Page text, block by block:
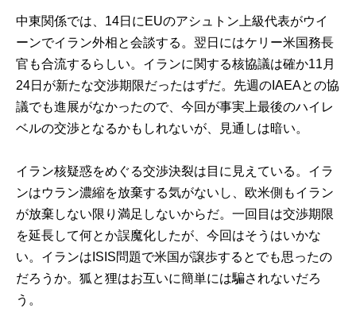
中東関係では、14日にEUのアシュトン上級代表がウイ
ーンでイラン外相と会談する。翌日にはケリー米国務長
官も合流するらしい。イランに関する核協議は確か11月
24日が新たな交渉期限だったはずだ。先週のIAEAとの協
議でも進展がなかったので、今回が事実上最後のハイレ
ベルの交渉となるかもしれないが、見通しは暗い。
イラン核疑惑をめぐる交渉決裂は目に見えている。イラ
ンはウラン濃縮を放棄する気がないし、欧米側もイラン
が放棄しない限り満足しないからだ。一回目は交渉期限
を延長して何とか誤魔化したが、今回はそうはいかな
い。イランはISIS問題で米国が譲歩するとでも思ったの
だろうか。狐と狸はお互いに簡単には騙されないだろ
う。